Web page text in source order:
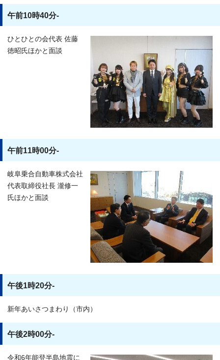
午前10時40分-
ひとひとの会代表 佐藤
徳昭氏ほかと面談
午前11時00分-
岐阜乗合自動車株式会社
代表取締役社長 瀧修一
氏ほかと面談
午後1時20分-
新年あいさつまわり（市内）
午後2時00分-
令和6年能登半島地震に